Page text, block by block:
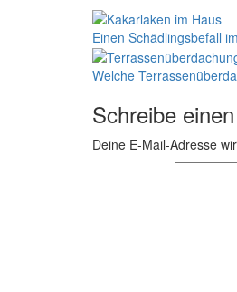
Einen Schädlingsbefall
Welche
Schreibe
Deine E-Mail-Adresse